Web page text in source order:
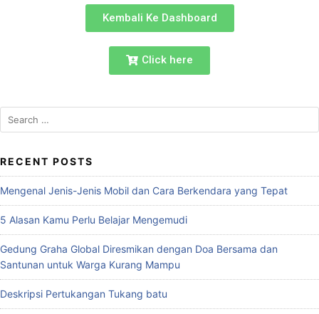
Kembali Ke Dashboard
Click here
RECENT POSTS
Mengenal Jenis-Jenis Mobil dan Cara Berkendara yang Tepat
5 Alasan Kamu Perlu Belajar Mengemudi
Gedung Graha Global Diresmikan dengan Doa Bersama dan
Santunan untuk Warga Kurang Mampu
Deskripsi Pertukangan Tukang batu